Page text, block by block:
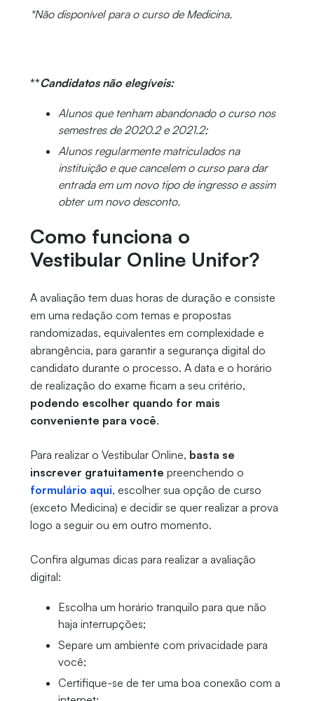
*Não disponível para o curso de Medicina.
**Candidatos não elegíveis:
Alunos que tenham abandonado o curso nos
semestres de 2020.2 e 2021.2;
Alunos regularmente matriculados na
instituição e que cancelem o curso para dar
entrada em um novo tipo de ingresso e assim
obter um novo desconto.
Como funciona o
Vestibular Online Unifor?
A avaliação tem duas horas de duração e consiste
em uma redação com temas e propostas
randomizadas, equivalentes em complexidade e
abrangência, para garantir a segurança digital do
candidato durante o processo. A data e o horário
de realização do exame ficam a seu critério,
podendo escolher quando for mais
conveniente para você.
Para realizar o Vestibular Online, basta se
inscrever gratuitamente preenchendo o
formulário aqui, escolher sua opção de curso
(exceto Medicina) e decidir se quer realizar a prova
logo a seguir ou em outro momento.
Confira algumas dicas para realizar a avaliação
digital:
Escolha um horário tranquilo para que não
haja interrupções;
Separe um ambiente com privacidade para
você;
Certifique-se de ter uma boa conexão com a